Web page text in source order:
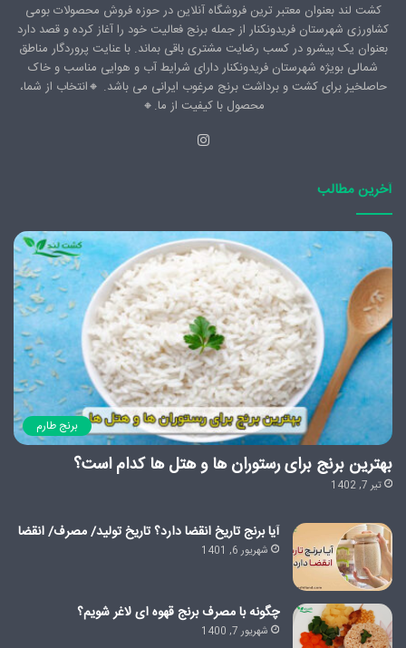
کشت لند بعنوان معتبر ترین فروشگاه آنلاین در حوزه فروش محصولات بومی
کشاورزی شهرستان فریدونکنار از جمله برنج فعالیت خود را آغاز کرده و قصد دارد
بعنوان یک پیشرو در کسب رضایت مشتری باقی بماند. با عنایت پروردگار مناطق
شمالی بویژه شهرستان فریدونکنار دارای شرایط آب و هوایی مناسب و خاک
حاصلخیز برای کشت و برداشت برنج مرغوب ایرانی می باشد. 🔸️انتخاب از شما،
محصول با کیفیت از ما.🔸️
آخرین مطالب
برنج طارم
بهترین برنج برای رستوران ها و هتل ها کدام است؟
تیر 7, 1402
آیا برنج تاریخ انقضا دارد؟ تاریخ تولید/ مصرف/ انقضا
شهریور 6, 1401
چگونه با مصرف برنج قهوه ای لاغر شویم؟
شهریور 7, 1400